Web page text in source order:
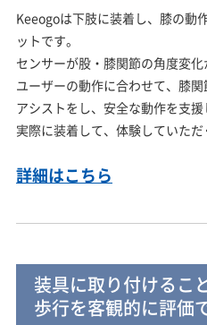
Keeogoは下肢に装着し、膝の動
ットです。
センサーが股・膝関節の角度変化
ユーザーの動作に合わせて、膝
アシストをし、安全な動作を支援
実際に装着して、体験していただ
詳細はこちら
装具に取り付けるこ
歩行を客観的に評価